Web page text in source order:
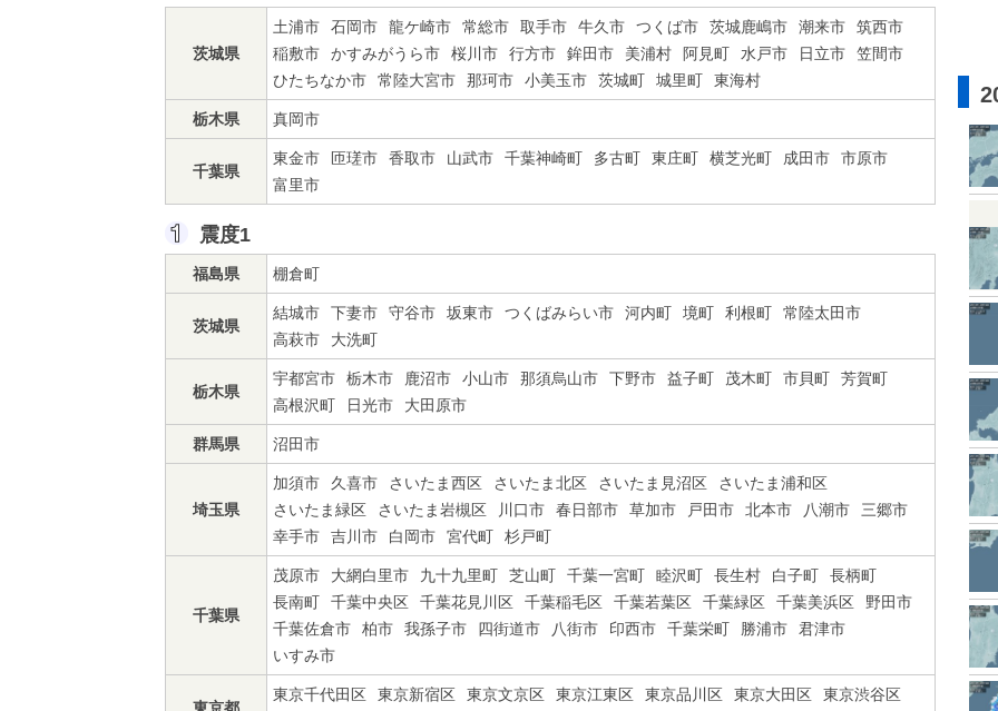
茨城県
土浦市 石岡市 龍ケ崎市 常総市 取手市 牛久市 つくば市 茨城鹿嶋市 潮来市
筑西市
稲敷市
かすみがうら市 桜川市 行方市 鉾田市 美浦村 阿見町 水戸市 日立市
笠間市
ひたちなか市
常陸大宮市 那珂市 小美玉市 茨城町 城里町 東海村
栃木県 真岡市
千葉県
東金市 匝瑳市 香取市 山武市 千葉神崎町 多古町 東庄町 横芝光町 成田市
市原市
富里市
震度1
福島県 棚倉町
茨城県
結城市 下妻市 守谷市 坂東市 つくばみらい市 河内町 境町 利根町
常陸太田市
高萩市
大洗町
栃木県
宇都宮市 栃木市 鹿沼市 小山市 那須烏山市 下野市 益子町 茂木町 市貝町
芳賀町
高根沢町
日光市 大田原市
群馬県 沼田市
埼玉県
加須市 久喜市 さいたま西区 さいたま北区 さいたま見沼区
さいたま浦和区
さいたま緑区
さいたま岩槻区 川口市 春日部市 草加市 戸田市 北本市 八潮市
三郷市
幸手市
吉川市 白岡市 宮代町 杉戸町
千葉県
茂原市 大網白里市 九十九里町 芝山町 千葉一宮町 睦沢町 長生村 白子町
長柄町
長南町
千葉中央区 千葉花見川区 千葉稲毛区 千葉若葉区 千葉緑区 千葉美浜区
野田市
千葉佐倉市
柏市 我孫子市 四街道市 八街市 印西市 千葉栄町 勝浦市
君津市
いすみ市
東京千代田区 東京新宿区 東京文京区 東京江東区 東京品川区 東京大田区
東京渋谷区